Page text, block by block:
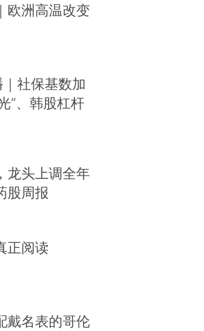
欧洲高温改变
社保基数加
”、韩股杠杆
龙头上调全年
股周报
正阅读
戴名表的哥伦